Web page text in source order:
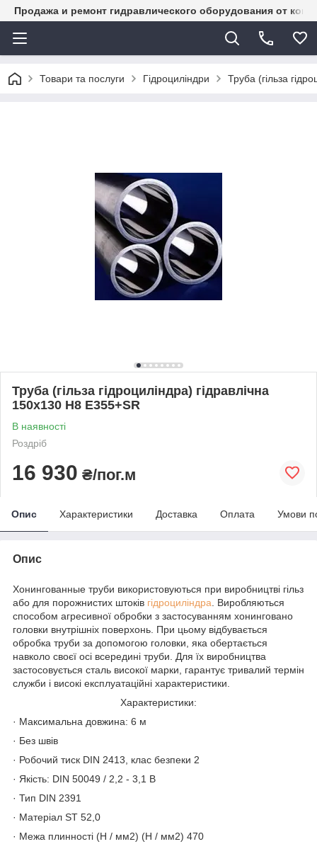
Продажа и ремонт гидравлического оборудования от
Товари та послуги Гідроциліндри Труба (гільза
Труба (гільза гідроциліндра) гідравлічна
150x130 H8 Е355+SR
В наявності
Роздріб
16 930 ₴/пог.м
Опис Характеристики Доставка Оплата Умови
Опис
Хонингованные труби використовуються при виробництві гільз
або для порожнистих штоків гідроциліндра . Виробляються
способом агресивної обробки з застосуванням хонинговано
головки внутрішніх поверхонь. При цьому відбувається
обробка труби за допомогою головки, яка обертається
навколо своєї осі всередині труби. Для їх виробництва
застосовується сталь високої марки, гарантує тривалий термін
служби і високі експлуатаційні характеристики.
Характеристики:
· Максимальна довжина: 6 м
· Без швів
· Робочий тиск DIN 2413, клас безпеки 2
· Якість: DIN 50049 / 2,2 - 3,1 B
· Тип DIN 2391
· Матеріал ST 52,0
· Межа плинності (Н / мм2) (Н / мм2) 470